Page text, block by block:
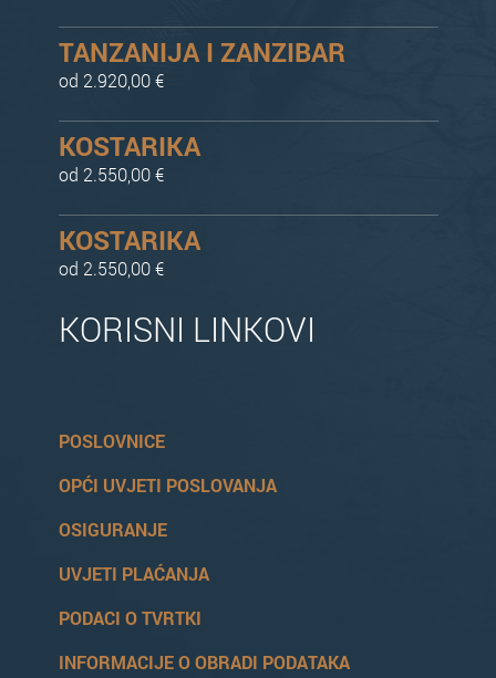
TANZANIJA I ZANZIBAR
od 2.920,00 €
KOSTARIKA
od 2.550,00 €
KOSTARIKA
od 2.550,00 €
KORISNI LINKOVI
POSLOVNICE
OPĆI UVJETI POSLOVANJA
OSIGURANJE
UVJETI PLAĆANJA
PODACI O TVRTKI
INFORMACIJE O OBRADI PODATAKA